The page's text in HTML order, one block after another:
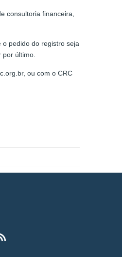
consultoria financeira,
o pedido do registro seja
por último.
ou com o CRC